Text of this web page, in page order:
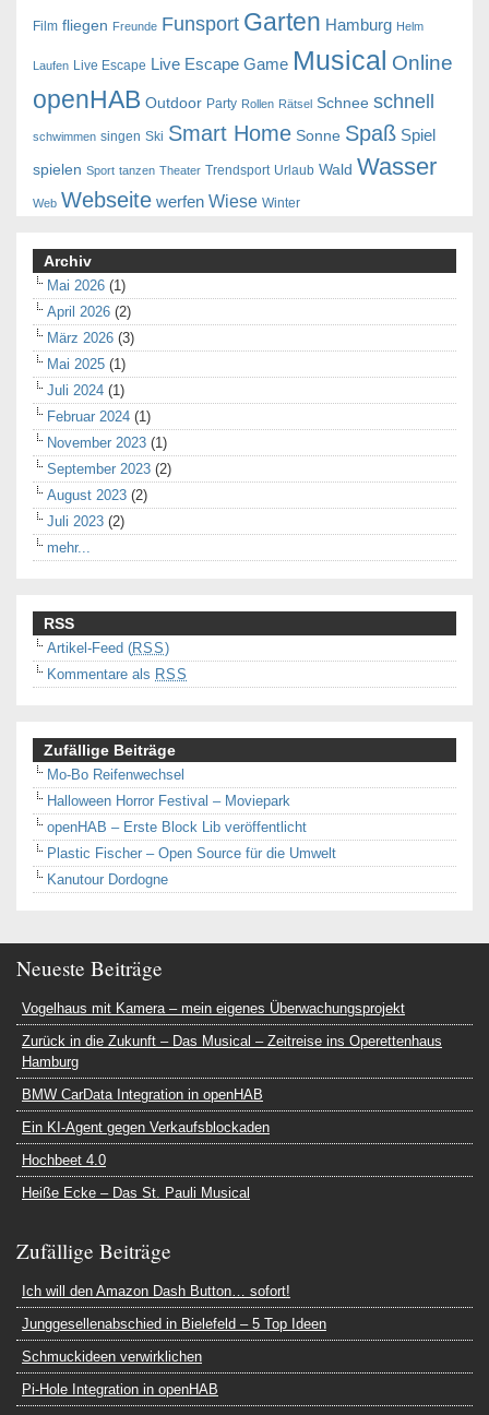
Film fliegen Freunde Funsport Garten Hamburg Helm
Laufen Live Escape Live Escape Game Musical Online
openHAB Outdoor Party Rollen Rätsel Schnee schnell
schwimmen singen Ski Smart Home Sonne Spaß Spiel
spielen Sport tanzen Theater Trendsport Urlaub Wald Wasser
Web Webseite werfen Wiese Winter
Archiv
Mai 2026 (1)
April 2026 (2)
März 2026 (3)
Mai 2025 (1)
Juli 2024 (1)
Februar 2024 (1)
November 2023 (1)
September 2023 (2)
August 2023 (2)
Juli 2023 (2)
mehr...
RSS
Artikel-Feed (RSS)
Kommentare als RSS
Zufällige Beiträge
Mo-Bo Reifenwechsel
Halloween Horror Festival – Moviepark
openHAB – Erste Block Lib veröffentlicht
Plastic Fischer – Open Source für die Umwelt
Kanutour Dordogne
Neueste Beiträge
Vogelhaus mit Kamera – mein eigenes Überwachungsprojekt
Zurück in die Zukunft – Das Musical – Zeitreise ins Operettenhaus
Hamburg
BMW CarData Integration in openHAB
Ein KI-Agent gegen Verkaufsblockaden
Hochbeet 4.0
Heiße Ecke – Das St. Pauli Musical
Zufällige Beiträge
Ich will den Amazon Dash Button… sofort!
Junggesellenabschied in Bielefeld – 5 Top Ideen
Schmuckideen verwirklichen
Pi-Hole Integration in openHAB